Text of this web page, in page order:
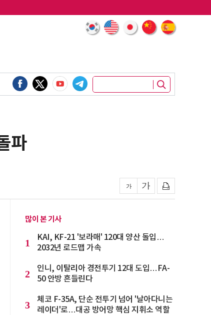
파
많이 본 기사
1
KAI, KF-21 '보라매' 120대 양산 돌입…
2032년 로드맵 가속
2
인니, 이탈리아 경전투기 12대 도입…FA-
50 안방 흔들린다
3
체코 F-35A, 단순 전투기 넘어 '날아다니는
레이더'로…대공 방어망 핵심 지휘소 역할